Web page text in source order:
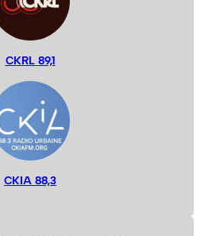
CKRL 89,1
CKIA 88,3